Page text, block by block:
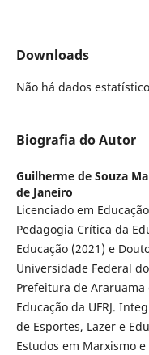
Downloads
Não há dados
Biografia do Autor
Guilherme de Souza
de Janeiro
Licenciado em
Pedagogia Crítica da
Educação (2021) e
Universidade Federal
Prefeitura de
Educação da UFRJ.
de Esportes, Lazer e
Estudos em Marxismo e